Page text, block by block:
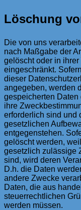
Löschung
Die von uns
nach Maßgabe der
gelöscht oder in ihrer
eingeschränkt.
dieser
angegeben, werden
gespeicherten
ihre
erforderlich sind und
gesetzlichen
entgegenstehen.
gelöscht werden,
gesetzlich zulässige
sind, wird deren
D.h. die Daten
andere Zwecke
Daten, die aus
steuerrechtlichen
werden müssen.